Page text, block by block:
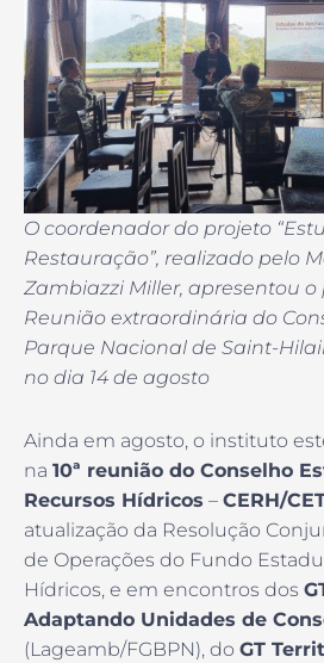
O coordenador do projeto
Restauração”, realizado pelo
Zambiazzi Miller, apresentou o
Reunião extraordinária do
Parque Nacional de Saint-
no dia 14 de agosto
Ainda em agosto, o instituto
na 10ª reunião do Conselho
Recursos Hídricos – CERH/
atualização da Resolução
de Operações do Fundo
Hídricos, e em encontros dos
Adaptando Unidades de
(Lageamb/FGBPN), do GT